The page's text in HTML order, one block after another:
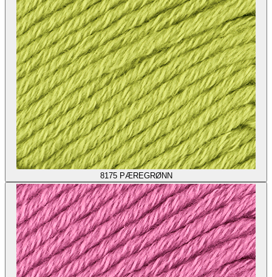
8175 PÆREGRØNN